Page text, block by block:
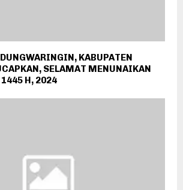
KABUPATEN
SELAMAT MENUNAIKAN
H, 2024